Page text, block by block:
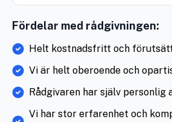
Fördelar med rådgivningen:
Helt kostnadsfritt och
Vi är helt oberoende och
Rådgivaren har själv personlig
Vi har stor erfarenhet och